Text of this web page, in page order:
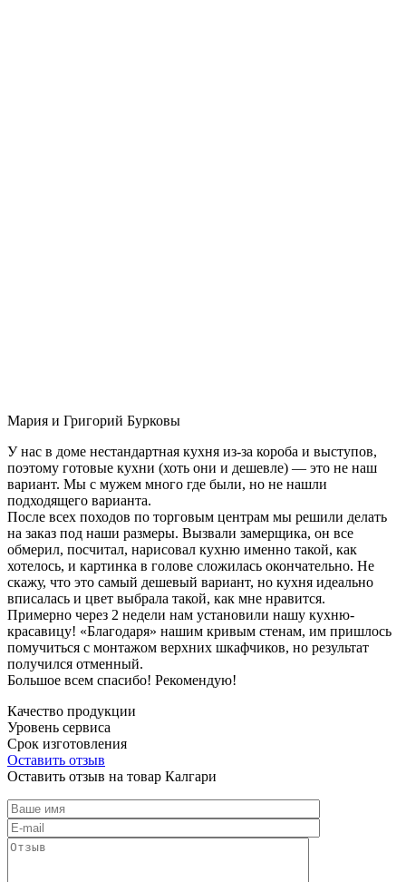
Мария и Григорий Бурковы
У нас в доме нестандартная кухня из-за короба и выступов,
поэтому готовые кухни (хоть они и дешевле) — это не наш
вариант. Мы с мужем много где были, но не нашли
подходящего варианта.
После всех походов по торговым центрам мы решили делать
на заказ под наши размеры. Вызвали замерщика, он все
обмерил, посчитал, нарисовал кухню именно такой, как
хотелось, и картинка в голове сложилась окончательно. Не
скажу, что это самый дешевый вариант, но кухня идеально
вписалась и цвет выбрала такой, как мне нравится.
Примерно через 2 недели нам установили нашу кухню-
красавицу! «Благодаря» нашим кривым стенам, им пришлось
помучиться с монтажом верхних шкафчиков, но результат
получился отменный.
Большое всем спасибо! Рекомендую!
Качество продукции
Уровень сервиса
Срок изготовления
Оставить отзыв
Оставить отзыв на товар Калгари